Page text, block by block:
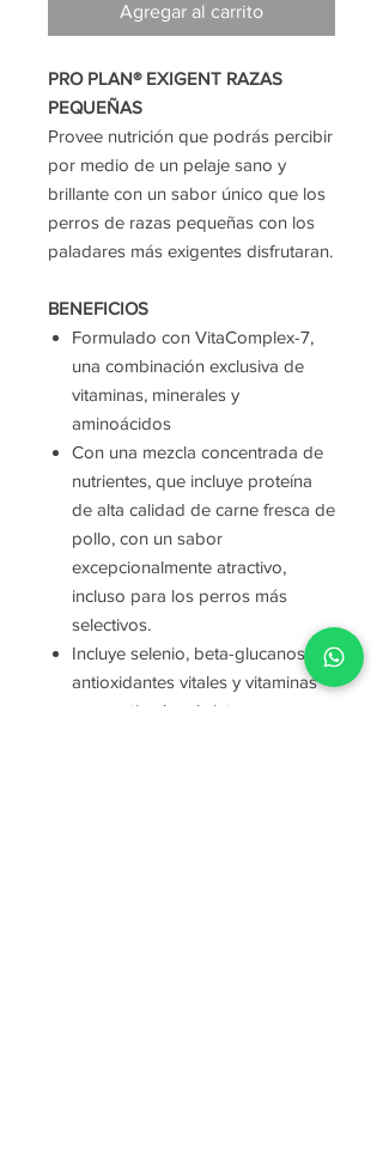
Agregar al carrito
PRO PLAN® EXIGENT RAZAS
PEQUEÑAS
Provee nutrición que podrás percibir
por medio de un pelaje sano y
brillante con un sabor único que los
perros de razas pequeñas con los
paladares más exigentes disfrutaran.
BENEFICIOS
Formulado con VitaComplex-7,
una combinación exclusiva de
vitaminas, minerales y
aminoácidos
Con una mezcla concentrada de
nutrientes, que incluye proteína
de alta calidad de carne fresca de
pollo, con un sabor
excepcionalmente atractivo,
incluso para los perros más
selectivos.
Incluye selenio, beta-glucanos,
antioxidantes vitales y vitaminas
para estimular el sistema